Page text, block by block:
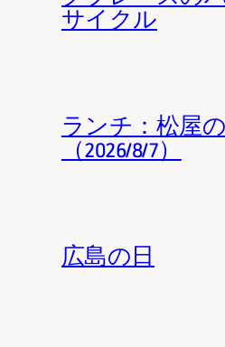
サイクル
ランチ：松屋
（2026/8/7）
広島の日